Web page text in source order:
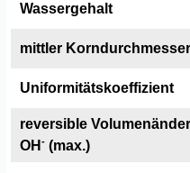
Wassergehalt
mittler Korndurchmesser
Uniformitätskoeffizient
reversible
OH -(max.)